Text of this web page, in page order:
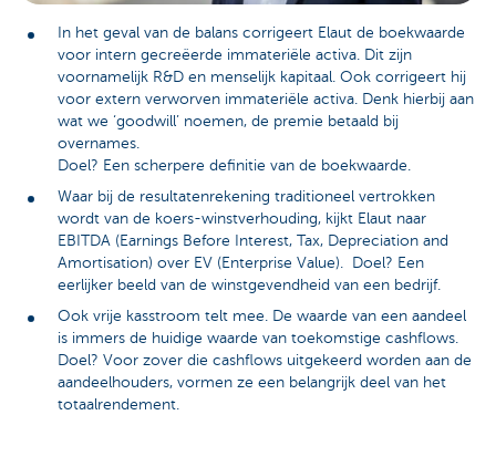
In het geval van de balans corrigeert Elaut de boekwaarde
voor intern gecreëerde immateriële activa. Dit zijn
voornamelijk R&D en menselijk kapitaal. Ook corrigeert hij
voor extern verworven immateriële activa. Denk hierbij aan
wat we ‘goodwill’ noemen, de premie betaald bij
overnames.
Doel? Een scherpere definitie van de boekwaarde.
Waar bij de resultatenrekening traditioneel vertrokken
wordt van de koers-winstverhouding, kijkt Elaut naar
EBITDA (Earnings Before Interest, Tax, Depreciation and
Amortisation) over EV (Enterprise Value). Doel? Een
eerlijker beeld van de winstgevendheid van een bedrijf.
Ook vrije kasstroom telt mee. De waarde van een aandeel
is immers de huidige waarde van toekomstige cashflows.
Doel? Voor zover die cashflows uitgekeerd worden aan de
aandeelhouders, vormen ze een belangrijk deel van het
totaalrendement.